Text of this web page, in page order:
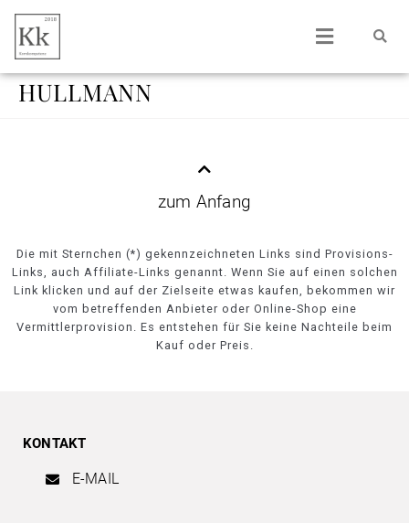
HULLMANN
zum Anfang
Die mit Sternchen (*) gekennzeichneten Links sind Provisions-
Links, auch Affiliate-Links genannt. Wenn Sie auf einen solchen
Link klicken und auf der Zielseite etwas kaufen, bekommen wir
vom betreffenden Anbieter oder Online-Shop eine
Vermittlerprovision. Es entstehen für Sie keine Nachteile beim
Kauf oder Preis.
KONTAKT
E-MAIL